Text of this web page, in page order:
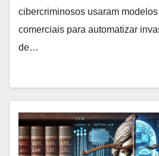
cibercriminosos usaram
comerciais para automatizar
de…